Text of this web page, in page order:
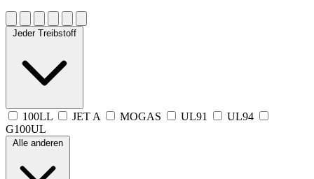
Jeder Treibstoff
100LL JET A MOGAS UL91
UL94
G100UL
Alle anderen